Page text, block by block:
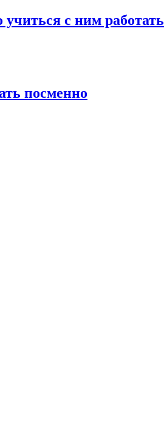
с ним работать
посменно